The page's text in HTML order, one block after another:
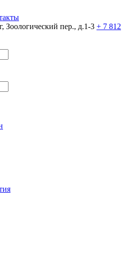
Зоологический пер., д.1-3 + 7 812